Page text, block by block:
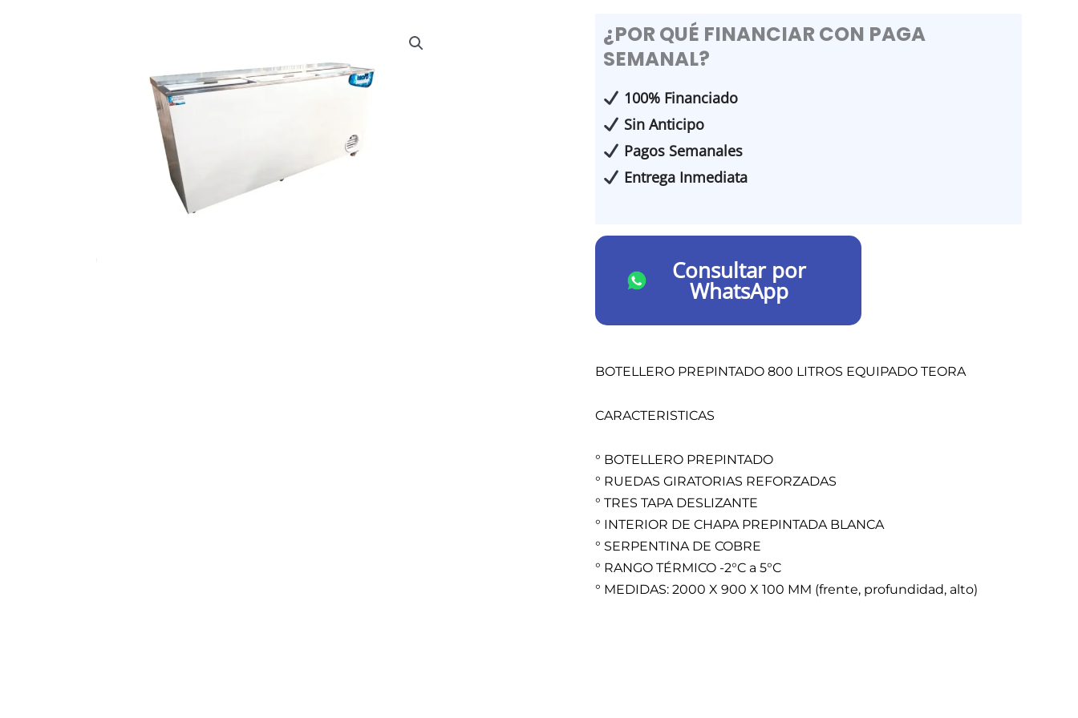
¿POR QUÉ FINANCIAR CON PAGA
SEMANAL?
100% Financiado
Sin Anticipo
Pagos Semanales
Entrega Inmediata
Consultar por
WhatsApp
BOTELLERO PREPINTADO 800 LITROS EQUIPADO TEORA
CARACTERISTICAS
° BOTELLERO PREPINTADO
° RUEDAS GIRATORIAS REFORZADAS
° TRES TAPA DESLIZANTE
° INTERIOR DE CHAPA PREPINTADA BLANCA
° SERPENTINA DE COBRE
° RANGO TÉRMICO -2°C a 5°C
° MEDIDAS: 2000 X 900 X 100 MM (frente, profundidad, alto)